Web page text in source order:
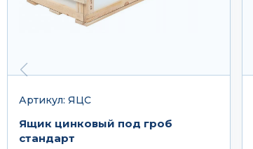
Артикул: ЯЦС
Ящик цинковый под гроб
стандарт